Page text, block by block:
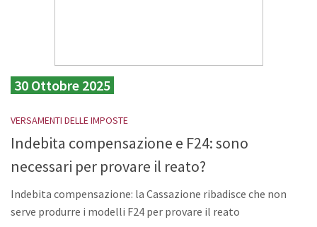
30 Ottobre 2025
VERSAMENTI DELLE IMPOSTE
Indebita compensazione e F24: sono
necessari per provare il reato?
Indebita compensazione: la Cassazione ribadisce che non
serve produrre i modelli F24 per provare il reato